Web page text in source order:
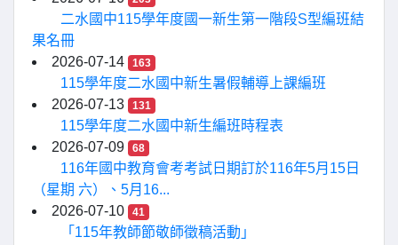
二水國中115學年度國一新生第一階段S型編班結
果名冊
2026-07-14
163
115學年度二水國中新生暑假輔導上課編班
2026-07-13
131
115學年度二水國中新生編班時程表
2026-07-09
68
116年國中教育會考考試日期訂於116年5月15日
（星期 六）、5月16...
2026-07-10
41
「115年教師節敬師徵稿活動」